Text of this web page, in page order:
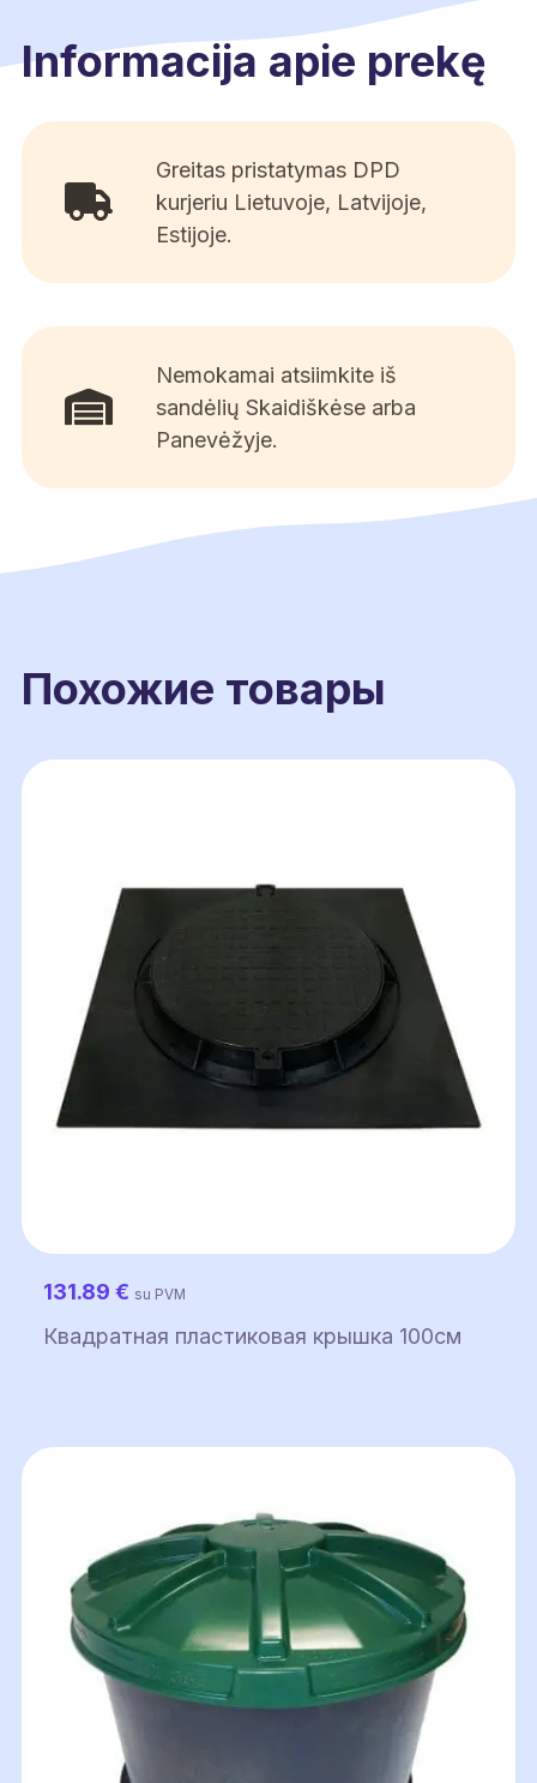
Informacija apie prekę
Greitas pristatymas DPD
kurjeriu Lietuvoje, Latvijoje,
Estijoje.
Nemokamai atsiimkite iš
sandėlių Skaidiškėse arba
Panevėžyje.
Похожие товары
131.89 € su PVM
Квадратная пластиковая крышка 100см